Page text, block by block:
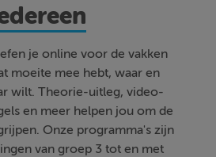
je online voor de vakken
moeite mee hebt, waar en
wilt. Theorie-uitleg, video-
en meer helpen jou om de
Onze programma's zijn
van groep 3 tot en met